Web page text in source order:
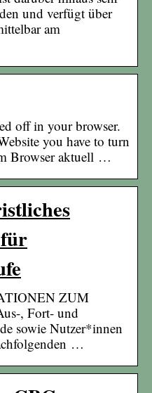
und verfügt über
am
off in your browser.
you have to turn
Browser aktuell …
ZUM
, Fort- und
sowie Nutzer*innen
…